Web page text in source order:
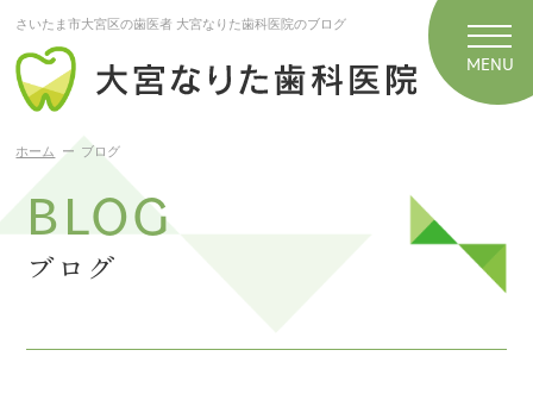
さいたま市大宮区の歯医者 大宮なりた歯科医院のブログ
ホーム ブログ
BLOG
ブログ